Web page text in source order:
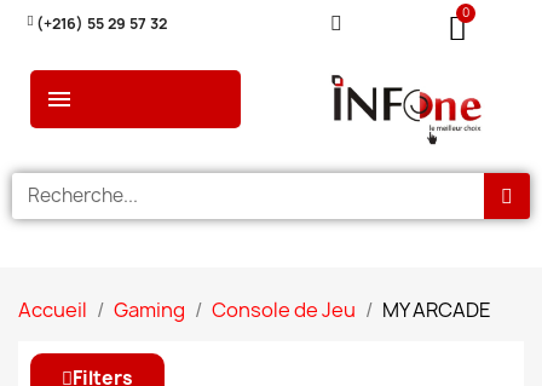
(+216) 55 29 57 32
Accueil Gaming Console de Jeu MY ARCADE
Filters